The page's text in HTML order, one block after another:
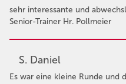
sehr interessante und
Senior-Trainer Hr. Pollmeier
S. Daniel
Es war eine kleine Runde und